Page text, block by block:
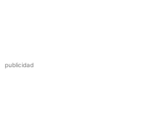
publicidad